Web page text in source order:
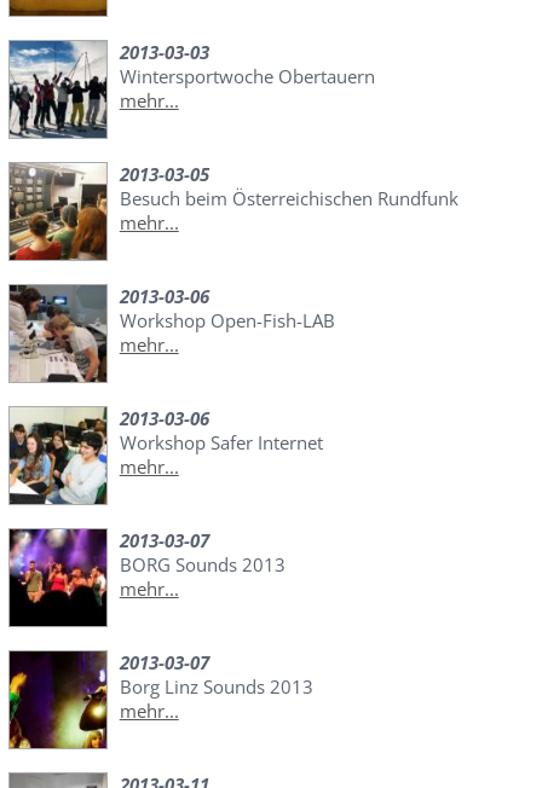
2013-03-03
Wintersportwoche Obertauern
mehr...
2013-03-05
Besuch beim Österreichischen Rundfunk
mehr...
2013-03-06
Workshop Open-Fish-LAB
mehr...
2013-03-06
Workshop Safer Internet
mehr...
2013-03-07
BORG Sounds 2013
mehr...
2013-03-07
Borg Linz Sounds 2013
mehr...